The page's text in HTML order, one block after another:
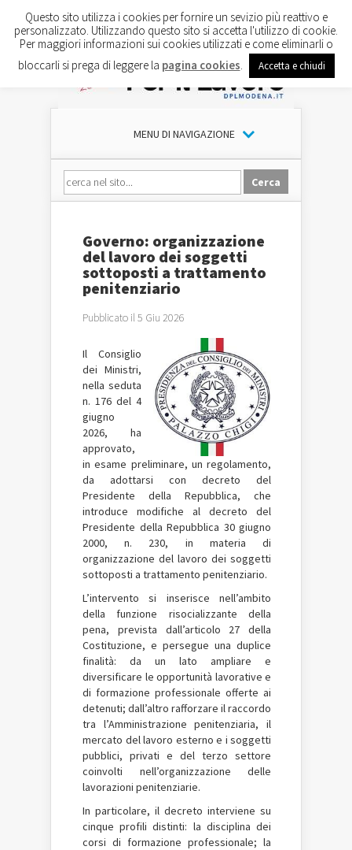
MENU DI NAVIGAZIONE
Governo: organizzazione
del lavoro dei soggetti
sottoposti a trattamento
penitenziario
Pubblicato il 5 Giu 2026
Il Consiglio
dei Ministri,
nella seduta
n. 176 del 4
giugno
2026, ha
approvato,
in esame preliminare, un regolamento,
da adottarsi con decreto del
Presidente della Repubblica, che
introduce modifiche al decreto del
Presidente della Repubblica 30 giugno
2000, n. 230, in materia di
organizzazione del lavoro dei soggetti
sottoposti a trattamento penitenziario.
L’intervento si inserisce nell’ambito
della funzione risocializzante della
pena, prevista dall’articolo 27 della
Costituzione, e persegue una duplice
finalità: da un lato ampliare e
diversificare le opportunità lavorative e
di formazione professionale offerte ai
detenuti; dall’altro rafforzare il raccordo
tra l’Amministrazione penitenziaria, il
mercato del lavoro esterno e i soggetti
pubblici, privati e del terzo settore
coinvolti nell’organizzazione delle
lavorazioni penitenziarie.
In particolare, il decreto interviene su
cinque profili distinti: la disciplina dei
corsi di formazione professionale; la
Questo sito utilizza i cookies per fornire un sevizio più reattivo e
personalizzato. Utilizzando questo sito si accetta l'utilizzo di cookie.
Per maggiori informazioni sui cookies utilizzati e come eliminarli o
bloccarli si prega di leggere la pagina cookies Accetta e chiudi